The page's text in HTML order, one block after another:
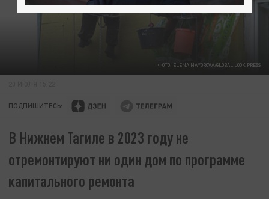
ФОТО: ELENA MAYOROVA/GLOBAL LOOK PRESS
ПОДПИШИТЕСЬ:
В Нижнем Тагиле в 2023 году не
отремонтируют ни один дом по программе
капитального ремонта